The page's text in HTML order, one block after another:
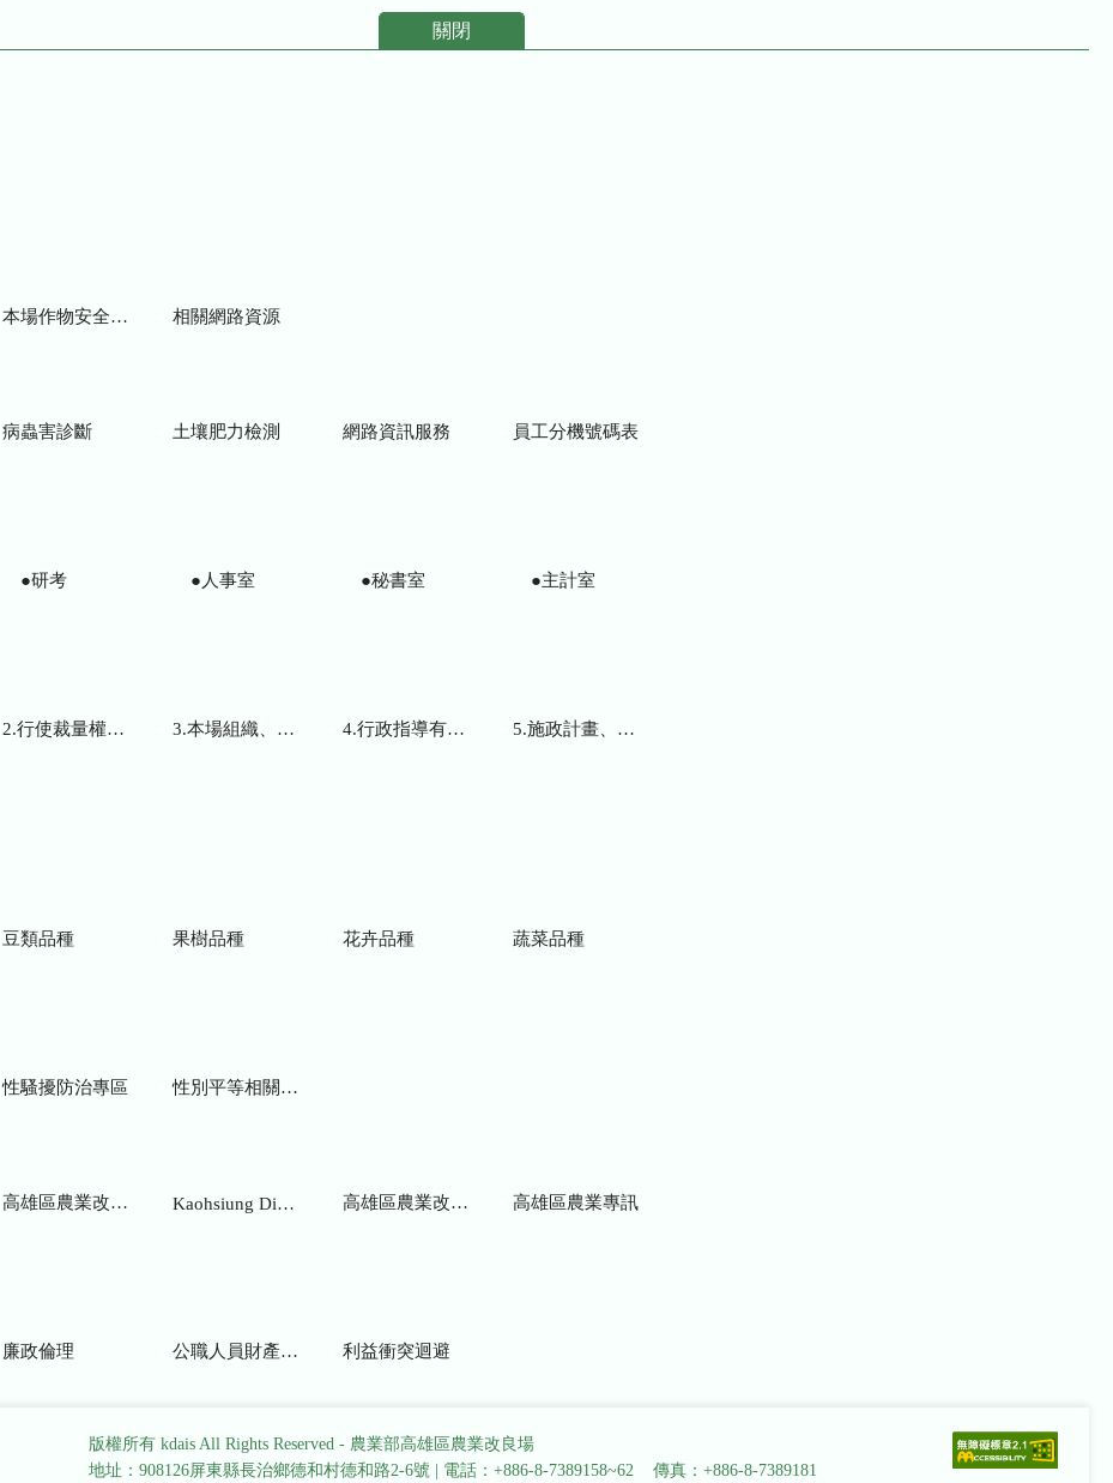
關閉
本場作物安全用藥資訊 相關網路資源
病蟲害診斷 土壤肥力檢測 網路資訊服務 員工分機號碼表
●研考 ●人事室 ●秘書室 ●主計室
2.行使裁量權而訂頒之解釋性規定及裁量基準 3.本場組織、職掌及聯絡資訊 4.行政指導有關文書 5.施政計畫、業務統計及研究報告
豆類品種 果樹品種 花卉品種 蔬菜品種
性騷擾防治專區 性別平等相關網站
高雄區農業改良場研究彙報 Kaohsiung District Agricultural Research and Extension Station 高雄區農業改良場年報 高雄區農業專訊
廉政倫理 公職人員財產申報 利益衝突迴避
版權所有 kdais All Rights Reserved - 農業部高雄區農業改良場
地址：908126屏東縣長治鄉德和村德和路2-6號
電話：+886-8-7389158~62 傳真：+886-8-7389181